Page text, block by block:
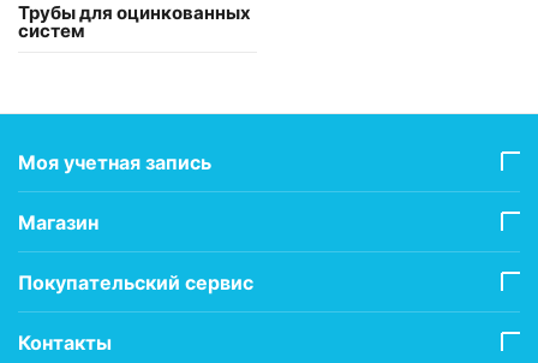
Трубы для оцинкованных
систем
Моя учетная запись
Магазин
Покупательский сервис
Контакты